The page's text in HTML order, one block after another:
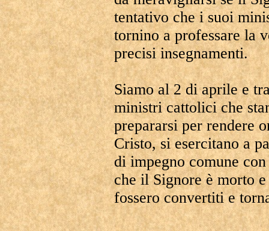
tentativo che i suoi
tornino a professare la
precisi insegnamenti.
Siamo al 2 di aprile e
ministri cattolici che
prepararsi per rendere
Cristo, si esercitano a
di impegno comune
che il Signore è morto
fossero convertiti e